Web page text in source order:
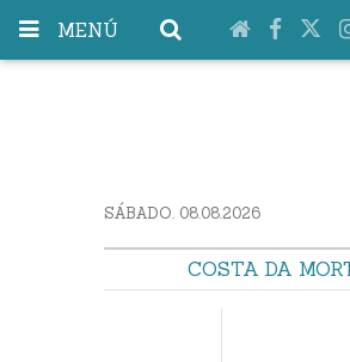
MENÚ
SÁBADO. 08.08.2026
COSTA DA